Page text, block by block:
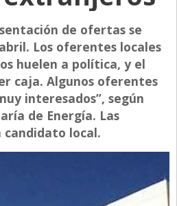
de ofertas se
Los oferentes locales
huelen a política, y el
caja. Algunos oferentes
interesados”, según
de Energía. Las
candidato local.